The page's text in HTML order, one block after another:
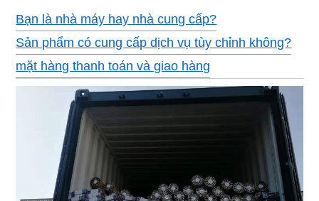
Bạn là nhà máy hay nhà cung cấp?
Sản phẩm có cung cấp dịch vụ tùy chỉnh không?
mặt hàng thanh toán và giao hàng